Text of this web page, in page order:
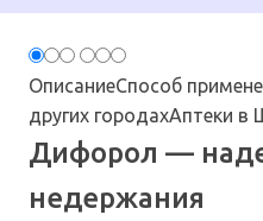
ОписаниеСпособ
других городахАптеки в
Дифорол —
недержания